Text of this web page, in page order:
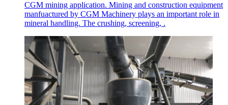
CGM mining application. Mining and construction equipment
manfuactured by CGM Machinery plays an important role in
mineral handling. The crushing, screening, .